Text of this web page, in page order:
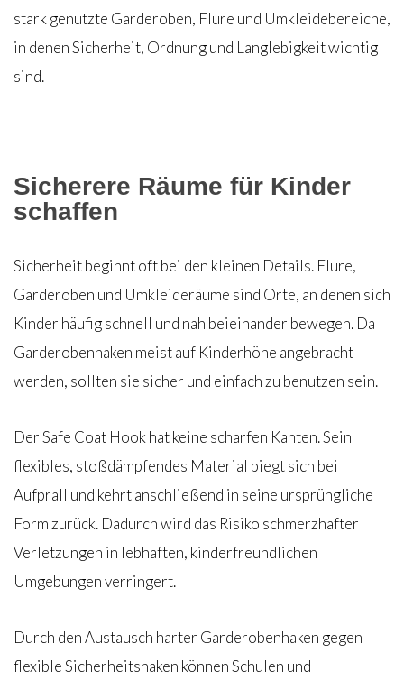
stark genutzte Garderoben, Flure und Umkleidebereiche,
in denen Sicherheit, Ordnung und Langlebigkeit wichtig
sind.
Sicherere Räume für Kinder
schaffen
Sicherheit beginnt oft bei den kleinen Details. Flure,
Garderoben und Umkleideräume sind Orte, an denen sich
Kinder häufig schnell und nah beieinander bewegen. Da
Garderobenhaken meist auf Kinderhöhe angebracht
werden, sollten sie sicher und einfach zu benutzen sein.
Der Safe Coat Hook hat keine scharfen Kanten. Sein
flexibles, stoßdämpfendes Material biegt sich bei
Aufprall und kehrt anschließend in seine ursprüngliche
Form zurück. Dadurch wird das Risiko schmerzhafter
Verletzungen in lebhaften, kinderfreundlichen
Umgebungen verringert.
Durch den Austausch harter Garderobenhaken gegen
flexible Sicherheitshaken können Schulen und